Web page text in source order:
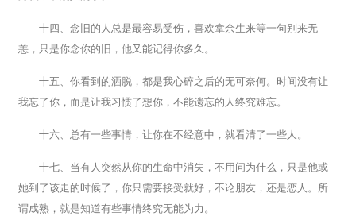
十四、念旧的人总是最容易受伤，喜欢拿余生来等一句别来无
恙，只是你念你的旧，他又能记得你多久。
十五、你看到的洒脱，都是我心碎之后的无可奈何。时间没有让
我忘了你，而是让我习惯了想你，不能遗忘的人终究难忘。
十六、总有一些事情，让你在不经意中，就看清了一些人。
十七、当有人突然从你的生命中消失，不用问为什么，只是他或
她到了该走的时候了，你只需要接受就好，不论朋友，还是恋人。所
谓成熟，就是知道有些事情终究无能为力。